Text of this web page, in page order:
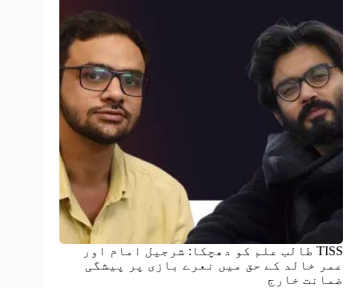
TISS طالب علم کو دھچکا: شرجیل امام اور
عمر خالد کے حق میں نعرے بازی پر پیشگی
ضمانت خارج